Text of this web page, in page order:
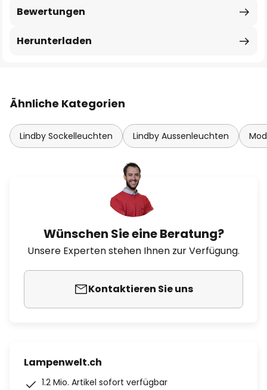
Bewertungen
Herunterladen
Ähnliche Kategorien
Lindby Sockelleuchten Lindby Aussenleuchten
Wünschen Sie eine Beratung?
Unsere Experten stehen Ihnen zur Verfügung.
Kontaktieren Sie uns
Lampenwelt.ch
1.2 Mio. Artikel sofort verfügbar